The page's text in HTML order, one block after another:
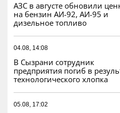
АЗС в августе обновили
на бензин АИ-92, АИ-95 и
дизельное топливо
04.08, 14:08
В Сызрани сотрудник
предприятия погиб в
технологического хлопка
05.08, 17:02